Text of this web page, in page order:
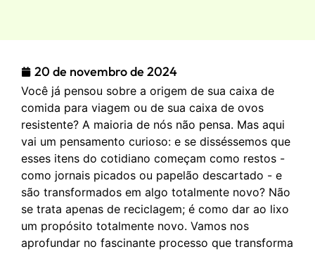
20 de novembro de 2024
Você já pensou sobre a origem de sua caixa de
comida para viagem ou de sua caixa de ovos
resistente? A maioria de nós não pensa. Mas aqui
vai um pensamento curioso: e se disséssemos que
esses itens do cotidiano começam como restos -
como jornais picados ou papelão descartado - e
são transformados em algo totalmente novo? Não
se trata apenas de reciclagem; é como dar ao lixo
um propósito totalmente novo. Vamos nos
aprofundar no fascinante processo que transforma